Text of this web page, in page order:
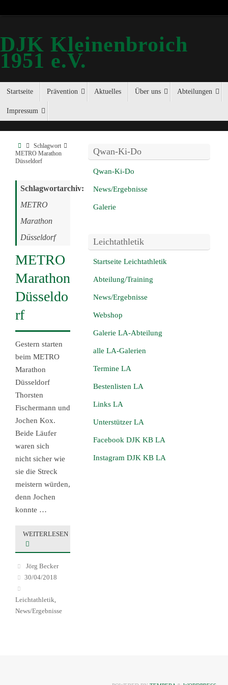
DJK Kleinenbroich
1951 e.V.
Startseite Prävention Aktuelles Über uns Abteilungen
Impressum
Schlagwort
METRO Marathon
Düsseldorf
Schlagwortarchiv:
METRO
Marathon
Düsseldorf
METRO
Marathon
Düsseldo
rf
Gestern starten
beim METRO
Marathon
Düsseldorf
Thorsten
Fischermann und
Jochen Kox.
Beide Läufer
waren sich
nicht sicher wie
sie die Streck
meistern würden,
denn Jochen
konnte …
WEITERLESEN
Jörg Becker
30/04/2018
Leichtathletik,
News/Ergebnisse
Qwan-Ki-Do
Qwan-Ki-Do
News/Ergebnisse
Galerie
Leichtathletik
Startseite Leichtathletik
Abteilung/Training
News/Ergebnisse
Webshop
Galerie LA-Abteilung
alle LA-Galerien
Termine LA
Bestenlisten LA
Links LA
Unterstützer LA
Facebook DJK KB LA
Instagram DJK KB LA